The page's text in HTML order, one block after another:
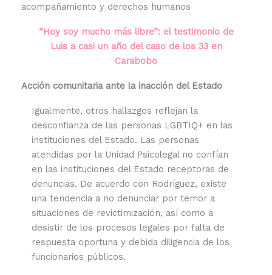
acompañamiento y derechos humanos
“Hoy soy mucho más libre”: el testimonio de
Luis a casi un año del caso de los 33 en
Carabobo
Acción comunitaria ante la inacción del Estado
Igualmente, otros hallazgos reflejan la
desconfianza de las personas LGBTIQ+ en las
instituciones del Estado. Las personas
atendidas por la Unidad Psicolegal no confían
en las instituciones del Estado receptoras de
denuncias. De acuerdo con Rodríguez, existe
una tendencia a no denunciar por temor a
situaciones de revictimización, así como a
desistir de los procesos legales por falta de
respuesta oportuna y debida diligencia de los
funcionarios públicos.